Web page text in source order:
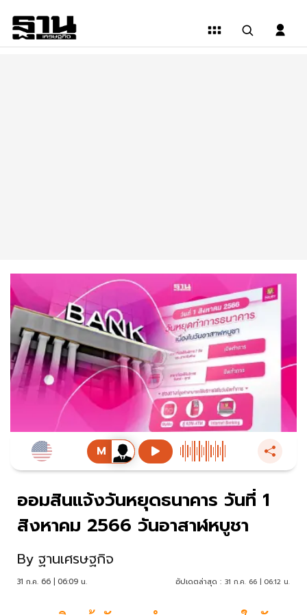
ออมสินแจ้งวันหยุดธนาคาร วันที่ 1
สิงหาคม 2566 วันอาสาฬหบูชา
By ฐานเศรษฐกิจ
31 ก.ค. 66 | 06:09 น. อัปเดตล่าสุด : 31 ก.ค. 66 | 06:12 น.